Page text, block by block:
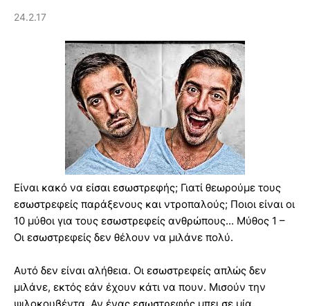
24.2.17
Είναι κακό να είσαι εσωστρεφής; Γιατί θεωρούμε τους
εσωστρεφείς παράξενους και ντροπαλούς; Ποιοι είναι οι
10 μύθοι για τους εσωστρεφείς ανθρώπους... Μύθος 1 –
Οι εσωστρεφείς δεν θέλουν να μιλάνε πολύ.
Αυτό δεν είναι αλήθεια. Οι εσωστρεφείς απλώς δεν
μιλάνε, εκτός εάν έχουν κάτι να πουν. Μισούν την